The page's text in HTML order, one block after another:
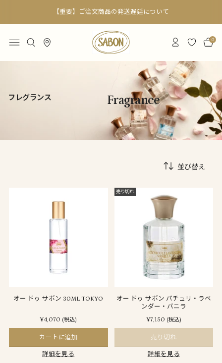
【重要】ご注文商品の発送遅延について
0
フレグランス Fragrance
並び替え
オー ドゥ サボン 30ML TOKYO
¥4,070 (税込)
カートに追加
詳細を見る
売り切れ
オー ドゥ サボン パチュリ・ラベ
ンダー・バニラ
¥7,150 (税込)
売り切れ
詳細を見る